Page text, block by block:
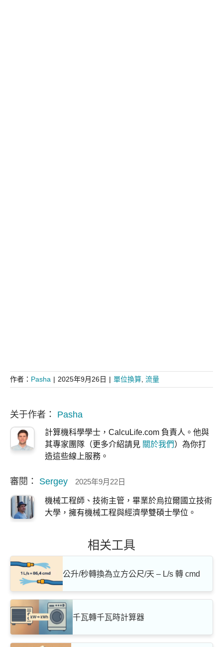
作者： Pasha | 2025年9月26日 | 單位換算 流量
关于作者： Pasha
計算機科學學士，CalcuLife.com 負責人。他與
其專家團隊（更多介紹請見 關於我們）為你打
造這些線上服務。
審閱： Sergey 2025年9月22日
機械工程師、技術主管，畢業於烏拉爾國立技術
大學，擁有機械工程與經濟學雙碩士學位。
相关工具
公升/秒轉換為立方公尺/天 – L/s 轉 cmd
千瓦轉千瓦時計算器